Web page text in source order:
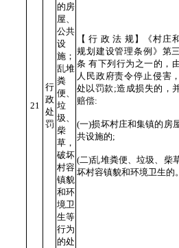
21
行
政
处
罚
的房
屋、
公共
设
施；
乱堆
粪
便、
垃
圾、
柴
草，
破坏
村容
镇貌
和环
境卫
生等
行为
的处
【 行 政 法 规】《村庄
规划建设管理条例》第
条 有下列行为之一的，
人民政府责令停止侵害
处以罚款;造成损失的，
赔偿:
(一)损坏村庄和集镇的房
共设施的;
(二)乱堆粪便、垃圾、柴
坏村容镇貌和环境卫生的